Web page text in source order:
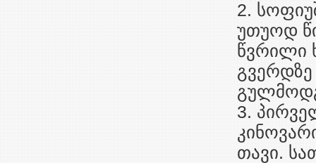
2.
უთუოდ
წვრილი
3.
თავი.